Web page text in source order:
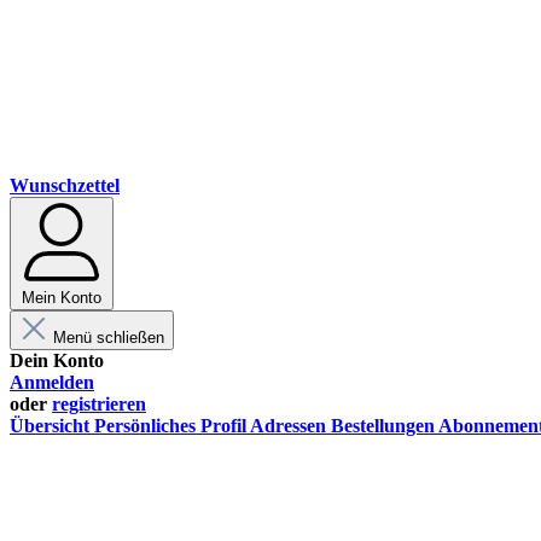
Wunschzettel
Mein Konto
Menü schließen
Dein Konto
Anmelden
oder registrieren
Übersicht Persönliches Profil Adressen Bestellungen